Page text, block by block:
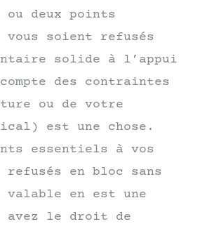
ou deux points
vous soient refusés
solide à l’appui
des contraintes
ou de votre
est une chose.
essentiels à vos
refusés en bloc sans
en est une
avez le droit de